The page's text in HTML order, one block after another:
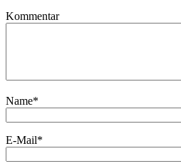
Kommentar
Name*
E-Mail*